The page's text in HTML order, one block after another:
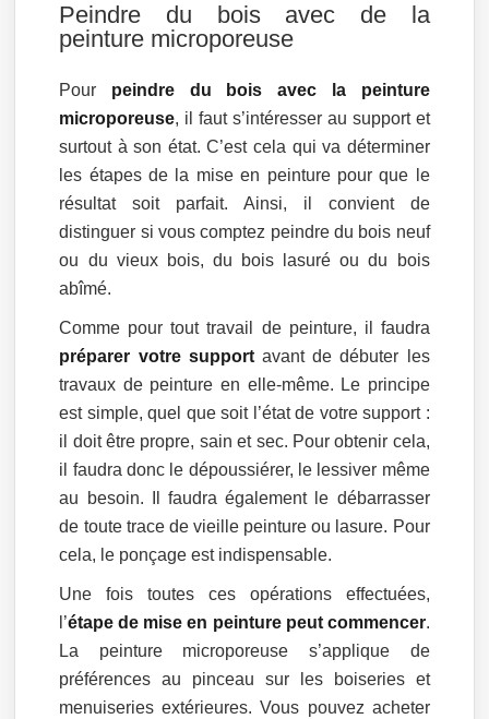
Peindre du bois avec de la
peinture microporeuse
Pour peindre du bois avec la peinture
microporeuse, il faut s’intéresser au support et
surtout à son état. C’est cela qui va déterminer
les étapes de la mise en peinture pour que le
résultat soit parfait. Ainsi, il convient de
distinguer si vous comptez peindre du bois neuf
ou du vieux bois, du bois lasuré ou du bois
abîmé.
Comme pour tout travail de peinture, il faudra
préparer votre supportavant de débuter les
travaux de peinture en elle-même. Le principe
est simple, quel que soit l’état de votre support :
il doit être propre, sain et sec. Pour obtenir cela,
il faudra donc le dépoussiérer, le lessiver même
au besoin. Il faudra également le débarrasser
de toute trace de vieille peinture ou lasure. Pour
cela, le ponçage est indispensable.
Une fois toutes ces opérations effectuées,
l’étape de mise en peinture peut commencer.
La peinture microporeuse s’applique de
préférences au pinceau sur les boiseries et
menuiseries extérieures. Vous pouvez acheter